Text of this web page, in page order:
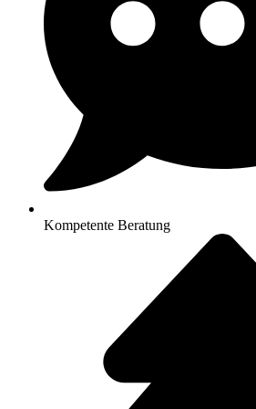
Kompetente Beratung